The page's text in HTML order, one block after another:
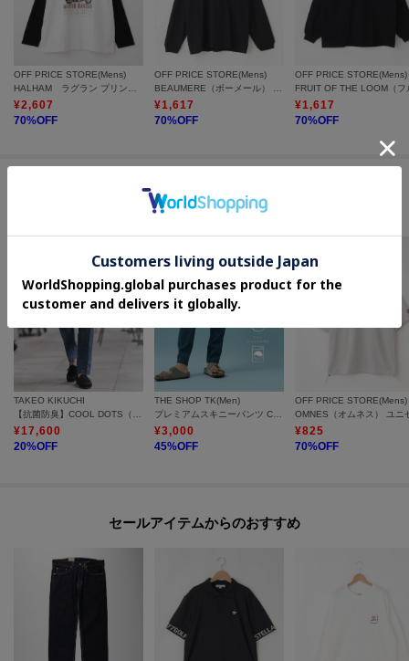
※取り扱いについては、商品についている洗濯表示にてご確認下さい。
※製造過程の工程上、カラーにより生地感が異なる場合がございます。
※できる限り実物と同じ色になるよう努力しておりますが、パソコン・スマ
ートフォンなどの環境により、若干製品と画像のカラーが異なる場合もござ
います。
※素材により染料等の臭いが強い場合がございます。
＝＝＝＝＝＝＝＝＝＝＝＝＝＝＝＝＝＝＝＝＝＝＝＝
気になるアイテムは【お気に入り登録】がおすすめです！
お得な情報をお知らせ！
【1】再入荷通知や、値下げ情報・在庫状況をメルマガにてお知らせ。
【2】マイページでお気に入り一覧をチェックでき、自分だけのお買い物リス
トが作れます。
OFF PRICE STORE(Mens)
¥2,607
70%OFF
OFF PRICE STORE(Mens)
¥1,617
70%OFF
OFF PRICE STORE(Mens)
¥1,617
70%OFF
この商品を見た人はコチラの商品も
チェックしています
TAKEO KIKUCHI
【抗菌防臭】COOL DOTS（R）ドビープリント パンツ
¥17,600
20%OFF
THE SHOP TK(Men)
プレミアムスキニーパンツ COOL 360°ストレッチ／接触冷感／全4サイズ・4色展開
¥3,000
45%OFF
OFF PRICE STORE(Mens)
¥825
70%OFF
セールアイテムからのおすすめ